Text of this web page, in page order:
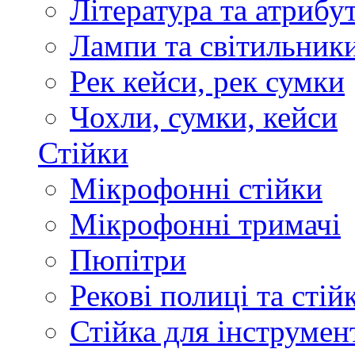
Література та
Лампи та
Рек кейси, рек сумки
Чохли, сумки, кейси
Стійки
Мікрофонні стійки
Мікрофонні тримачі
Пюпітри
Рекові полиці та
Стійка для